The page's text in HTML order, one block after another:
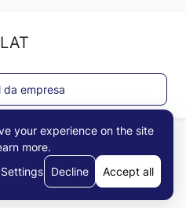
da empresa
your experience on the site
more.
Settings
Decline Accept all